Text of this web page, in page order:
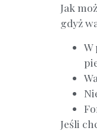
Jak
gdyż
W
Jeśli